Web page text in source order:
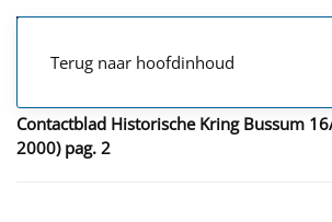
Terug naar hoofdinhoud
Contactblad Historische Kring Bussum
2000) pag. 2